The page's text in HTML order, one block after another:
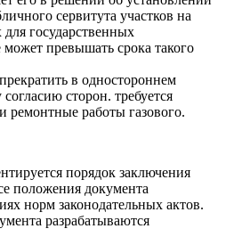
сервитута участков на
государственных
превышать срока такого
в одностороннем
сторон. требуется
ремонтные работы газового.
порядок заключения
положения документа
норм законодательных актов.
разрабатываются